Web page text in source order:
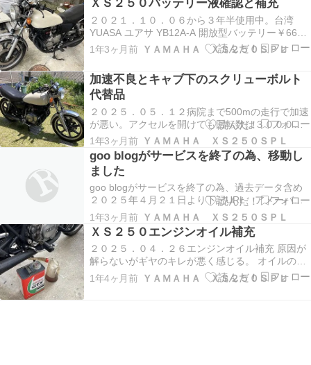
めたのでリヤブレーキを効く方向に調整（1ｃｍ程
締め込…
ＸＳ２５０バッテリー液確認と補充
２０２１．１０．０６から３年半使用中。台湾
YUASA ユアサ YB12A-A 開放型バッテリー￥6600
１２Ｎ１２Ａ－４Ａ－１互換品、サイズ(約):
(L)135mm×(W)81mm×(H)161mm ２０２５．０
確認。 液が減り過…
1年3ヶ月前 ＹＡＭＡＨＡ ＸＳ２５０ＳＰＬ
加速不良とキャブ下のスクリューボルト
代替品
２０２５．０５．１２病院まで500mの走行で加速
が悪い。アクセルを開けても回転数は３０００程
から上がらない。 右キャブ点検 バキュームピスト
ンが下った位置で張り付き、指が入らない。 ＣＲ
Ｃ－５５６を吹き付ける、以前キャブクリーナー
をここに吹き付けると、その時は良かったがキャ
ブク…
1年3ヶ月前 ＹＡＭＡＨＡ ＸＳ２５０ＳＰＬ
goo blogがサービスを終了の為、移動し
ました
goo blogがサービスを終了の為、過去データ含め
２０２５年４月２１日より下記URL、アメーバＢ
ＬＯＧに移動しました。 https://ameblo.jp/xstds/
https://ameblo.jp/xstds/
1年3ヶ月前 ＹＡＭＡＨＡ ＸＳ２５０ＳＰＬ
ＸＳ２５０エンジンオイル補充
２０２５．０４．２６エンジンオイル補充 原因が
解らないがギヤのキレが悪く感じる。 オイルの覗
き窓が汚れていて解りづらい。 ２００ｃｃ程補充
する。 ハイレベル当たりまでオイルが見えて来
1年4ヶ月前 ＹＡＭＡＨＡ ＸＳ２５０ＳＰＬ